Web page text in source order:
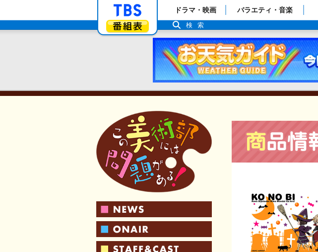
「TBSテレビ」トップページ
番組表
ドラマ・映画 バラエティ・音楽
検索